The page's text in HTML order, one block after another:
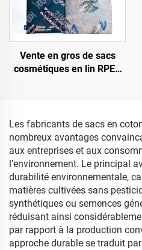
Vente en gros de sacs
cosmétiques en lin RPET
recyclables
Les fabricants de sacs en
nombreux avantages
aux entreprises et aux
l'environnement. Le principal
durabilité environnementale,
matières cultivées sans
synthétiques ou semences
réduisant ainsi
par rapport à la production
approche durable se traduit